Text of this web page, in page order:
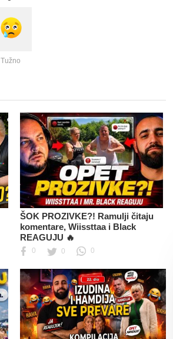
Tužno
ŠOK PROZIVKE?! Ramulji čitaju
komentare, Wiissttaa i Black
REAGUJU 🔥
0 0 0